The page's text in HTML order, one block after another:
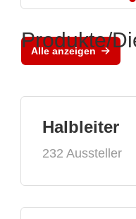
Alle anzeigen
Produkte/
Halbleiter
232 Aussteller